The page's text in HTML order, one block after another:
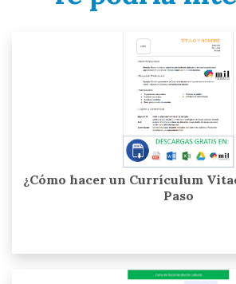
¿Cómo hacer un Currículum
Paso